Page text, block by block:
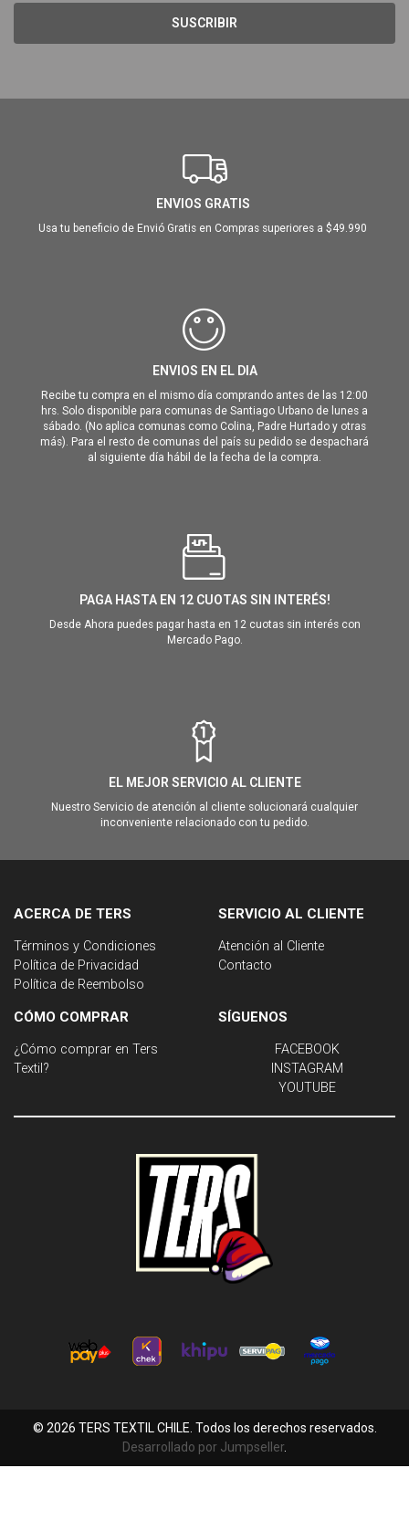
SUSCRIBIR
ENVIOS GRATIS
Usa tu beneficio de Envió Gratis en Compras superiores a $49.990
ENVIOS EN EL DIA
Recibe tu compra en el mismo día comprando antes de las 12:00
hrs. Solo disponible para comunas de Santiago Urbano de lunes a
sábado. (No aplica comunas como Colina, Padre Hurtado y otras
más). Para el resto de comunas del país su pedido se despachará
al siguiente día hábil de la fecha de la compra.
PAGA HASTA EN 12 CUOTAS SIN INTERÉS!
Desde Ahora puedes pagar hasta en 12 cuotas sin interés con
Mercado Pago.
EL MEJOR SERVICIO AL CLIENTE
Nuestro Servicio de atención al cliente solucionará cualquier
inconveniente relacionado con tu pedido.
ACERCA DE TERS
Términos y Condiciones
Política de Privacidad
Política de Reembolso
SERVICIO AL CLIENTE
Atención al Cliente
Contacto
CÓMO COMPRAR
¿Cómo comprar en Ters
Textil?
SÍGUENOS
FACEBOOK
INSTAGRAM
YOUTUBE
© 2026 TERS TEXTIL CHILE. Todos los derechos reservados.
Desarrollado por Jumpseller.